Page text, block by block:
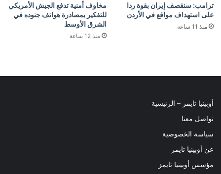
ترامب: سنقصف إيران بقوة ردا
على استهداف مواقع في الأردن
منذ 11 ساعة
مخاوف أمنية تدفع الجيش الأمريكي
للتفكير بمصادرة هواتف جنوده في
الشرق الأوسط
منذ 12 ساعة
أوبينيا تايمز – الرئيسية
تواصل معنا
سياسة الخصوصية
عن أوبينيا تايمز
مؤسس أوبينيا تايمز